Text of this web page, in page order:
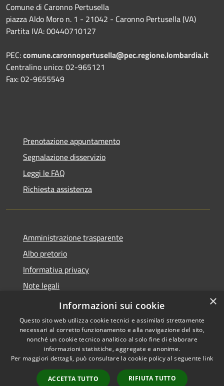
Comune di Caronno Pertusella
piazza Aldo Moro n. 1 - 21042 - Caronno Pertusella (VA)
Partita IVA: 00440710127
PEC:comune.caronnopertusella@pec.regione.lombardia.it
Centralino unico: 02-965121
Fax: 02-9655549
Prenotazione appuntamento
Segnalazione disservizio
Leggi le FAQ
Richiesta assistenza
Amministrazione trasparente
Albo pretorio
Informativa privacy
Note legali
Dichiarazione di accessibilità
Accessibilità
Copyright © 2026 • Comune di
Caronno Pertusella • Powered
byMunicipium
Accesso
×
Informazioni sui cookie
Questo sito web utilizza cookie tecnici e assimilati strettamente
necessari al corretto funzionamento e alla navigazione del sito,
nonché un cookie tecnico analitico al solo fine di elaborare
informazioni statistiche, aggregate e anonime.
Per maggiori dettagli, può consultare la cookie policy al seguente link
ACCETTA TUTTO RIFIUTA TUTTO